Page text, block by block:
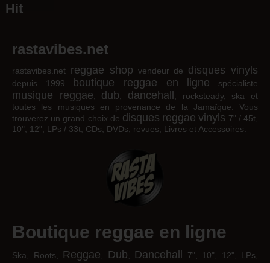
Hit
rastavibes.net
rastavibes.net reggae shop vendeur de disques vinyls
depuis 1999 boutique reggae en ligne spécialiste
musique reggae dub dancehall
, rocksteady, ska et
toutes les musiques en provenance de la Jamaïque. Vous
trouverez un grand choix de disques reggae vinyls 7" / 45t,
10", 12", LPs / 33t, CDs, DVDs, revues, Livres et Accessoires.
Boutique reggae en ligne
Ska, Roots, Reggae Dub Dancehall
7", 10", 12", LPs,